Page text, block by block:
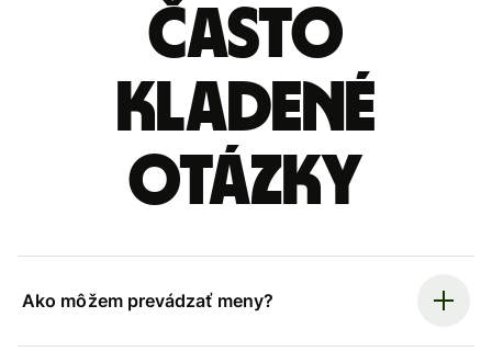
Často
kladené
otázky
Ako môžem prevádzať meny?